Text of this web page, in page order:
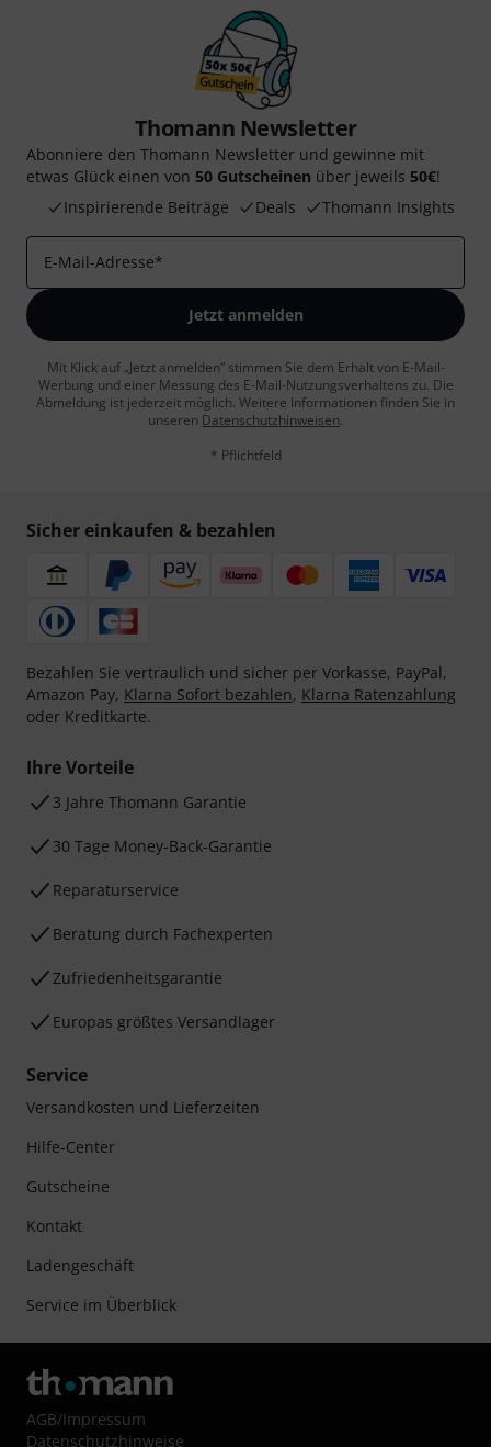
Thomann Newsletter
Abonniere den Thomann Newsletter und gewinne mit
etwas Glück einen von 50 Gutscheinen über jeweils 50€!
Inspirierende Beiträge
Deals Thomann Insights
E-Mail-Adresse*
Jetzt anmelden
Mit Klick auf „Jetzt anmelden“ stimmen Sie dem Erhalt von E-Mail-
Werbung und einer Messung des E-Mail-Nutzungsverhaltens zu. Die
Abmeldung ist jederzeit möglich. Weitere Informationen finden Sie in
unseren Datenschutzhinweisen.
* Pflichtfeld
Sicher einkaufen & bezahlen
Bezahlen Sie vertraulich und sicher per Vorkasse, PayPal,
Amazon Pay, Klarna Sofort bezahlen, Klarna Ratenzahlung
oder Kreditkarte.
Ihre Vorteile
3 Jahre Thomann Garantie
30 Tage Money-Back-Garantie
Reparaturservice
Beratung durch Fachexperten
Zufriedenheitsgarantie
Europas größtes Versandlager
Service
Versandkosten und Lieferzeiten
Hilfe-Center
Gutscheine
Kontakt
Ladengeschäft
Service im Überblick
AGB/Impressum
Datenschutzhinweise